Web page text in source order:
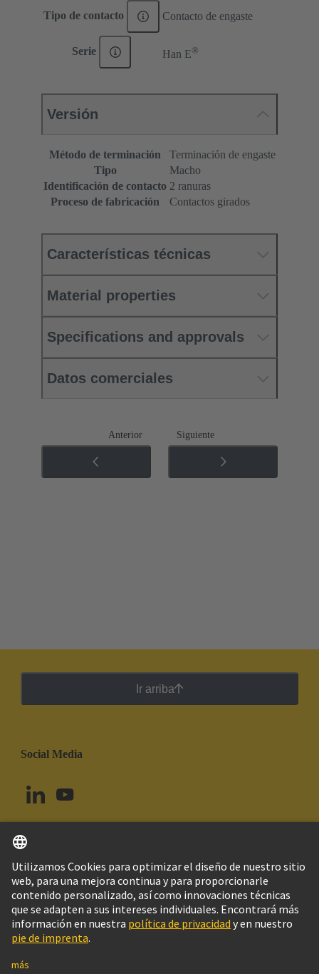
Tipo de contacto Contacto de engaste
Serie Han E®
Versión
Método de terminación
Terminación de engaste
Tipo
Macho
Identificación de contacto 2 ranuras
Proceso de fabricación
Contactos girados
Características técnicas
Material properties
Specifications and approvals
Datos comerciales
Anterior Siguiente
Ir arriba
Social Media
Uruguay Español
© Grupo Tecnológico HARTING
Configuración de cookies